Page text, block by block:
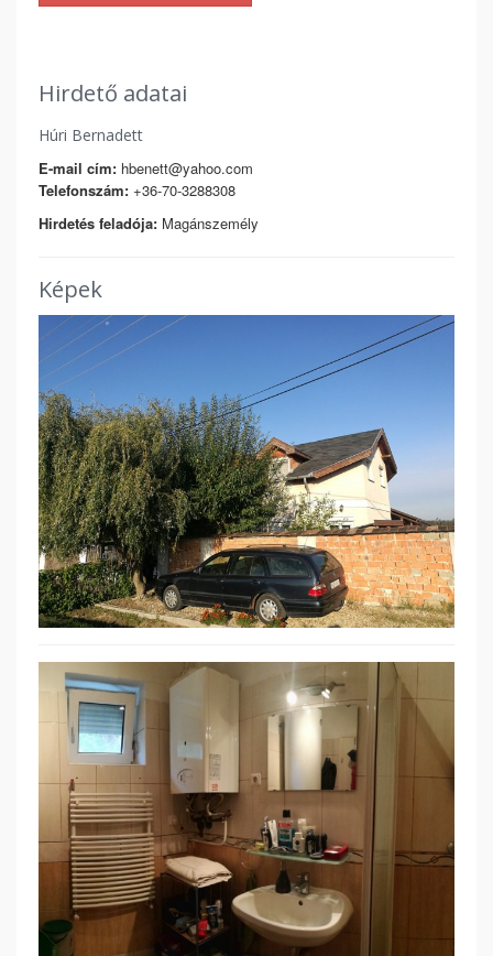
Hirdető adatai
Húri Bernadett
E-mail cím: hbenett@yahoo.com
Telefonszám: +36-70-3288308
Hirdetés feladója: Magánszemély
Képek